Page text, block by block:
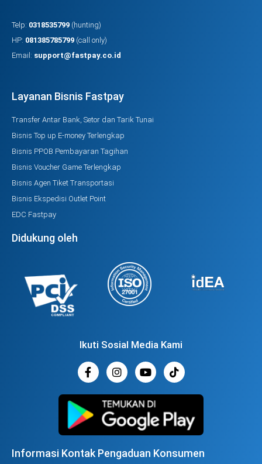
Telp: 0318535799 (hunting)
HP: 081385785799 (call only)
Email: support@fastpay.co.id
Layanan Bisnis Fastpay
Transfer Antar Bank, Setor dan Tarik Tunai
Bisnis Top up E-money Terlengkap
Bisnis PPOB Pembayaran Tagihan
Bisnis Voucher Game Terlengkap
Bisnis Agen Tiket Transportasi
Bisnis Ekspedisi Outlet Point
EDC Fastpay
Didukung oleh
Ikuti Sosial Media Kami
Informasi Kontak Pengaduan Konsumen